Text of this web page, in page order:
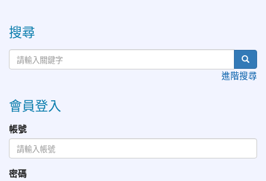
搜尋
進階搜尋
會員登入
帳號
密碼